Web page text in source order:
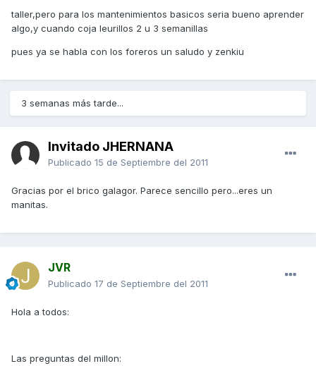
taller,pero para los mantenimientos basicos seria bueno aprender
algo,y cuando coja leurillos 2 u 3 semanillas
pues ya se habla con los foreros un saludo y zenkiu
3 semanas más tarde...
Invitado JHERNANA
Publicado 15 de Septiembre del 2011
Gracias por el brico galagor. Parece sencillo pero...eres un
manitas.
JVR
Publicado 17 de Septiembre del 2011
Hola a todos:
Las preguntas del millon: